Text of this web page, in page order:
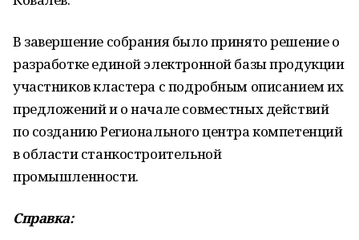
В завершение собрания было принято решение о
разработке единой электронной базы продукции
участников кластера с подробным описанием их
предложений и о начале совместных действий
по созданию Регионального центра компетенций
в области станкостроительной
промышленности.
Справка: